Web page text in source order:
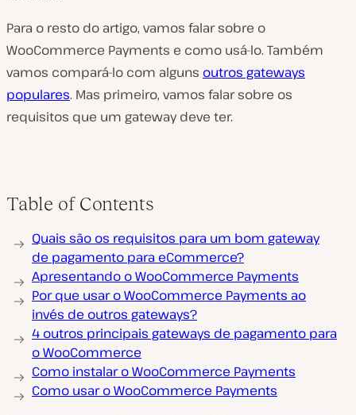
u
i
r
v
í
d
e
o
Para o resto do artigo, vamos falar sobre o
WooCommerce Payments e como usá-lo. Também
vamos compará-lo com alguns outros gateways
populares. Mas primeiro, vamos falar sobre os
requisitos que um gateway deve ter.
Table of Contents
Quais são os requisitos para um bom gateway
de pagamento para eCommerce?
Apresentando o WooCommerce Payments
Por que usar o WooCommerce Payments ao
invés de outros gateways?
4 outros principais gateways de pagamento para
o WooCommerce
Como instalar o WooCommerce Payments
Como usar o WooCommerce Payments